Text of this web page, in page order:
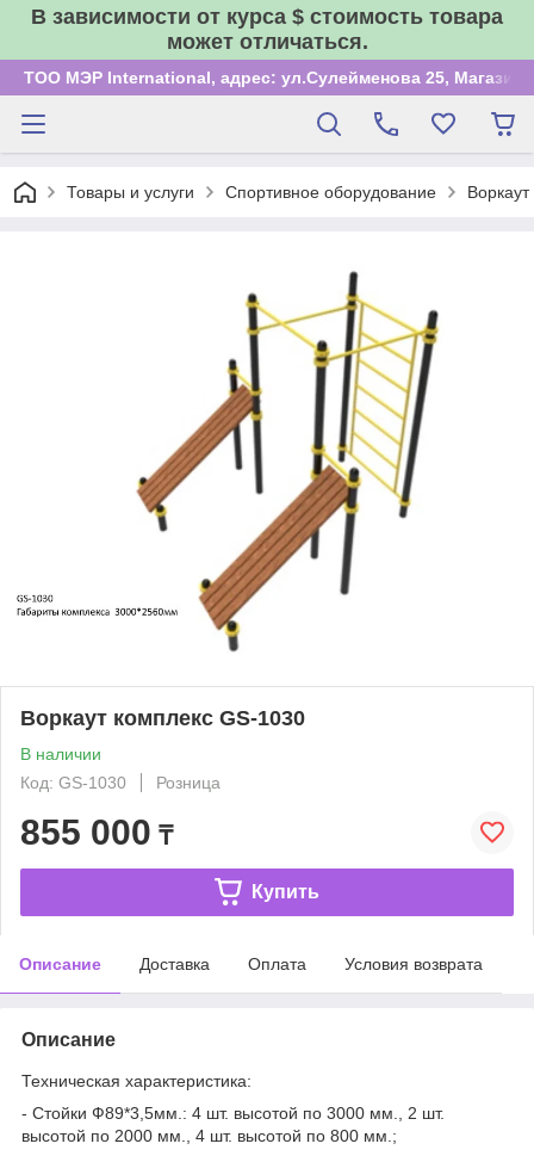
В зависимости от курса $ стоимость товара
может отличаться.
ТОО МЭР International, адрес: ул.Сулейменова 25, Магазин
Товары и услуги Спортивное оборудование Воркаут
Воркаут комплекс GS-1030
В наличии
Код: GS-1030
Розница
855 000 ₸
Купить
Описание Доставка Оплата Условия возврата
Описание
Техническая характеристика:
- Стойки Ф89*3,5мм.: 4 шт. высотой по 3000 мм., 2 шт.
высотой по 2000 мм., 4 шт. высотой по 800 мм.;